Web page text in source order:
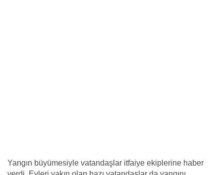
Yangın büyümesiyle vatandaşlar itfaiye ekiplerine haber